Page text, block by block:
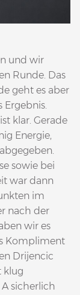
und wir
Runde. Das
geht es aber
Ergebnis.
klar. Gerade
Energie,
sowie bei
war dann
im
nach der
wir es
Kompliment
Drijencic
klug
sicherlich